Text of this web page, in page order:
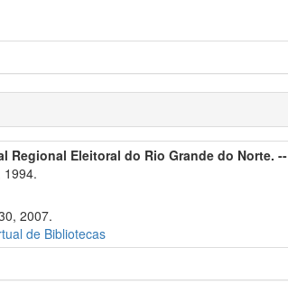
Regional Eleitoral do Rio Grande do Norte. --
1994.
2007.
de Bibliotecas